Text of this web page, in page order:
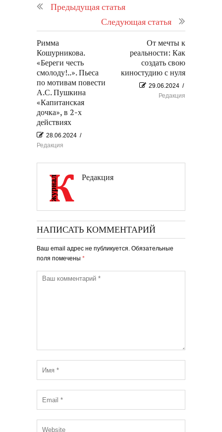
Предыдущая статья
Следующая статья
Римма
Кошурникова.
«Береги честь
смолоду!..». Пьеса
по мотивам повести
А.С. Пушкина
«Капитанская
дочка», в 2-х
действиях
28.06.2024 /
Редакция
От мечты к
реальности: Как
создать свою
киностудию с нуля
29.06.2024 /
Редакция
Редакция
НАПИСАТЬ КОММЕНТАРИЙ
Ваш email адрес не публикуется. Обязательные
поля помечены *